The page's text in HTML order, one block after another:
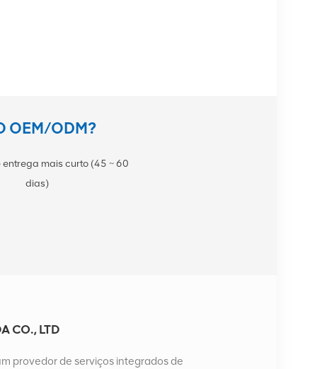
OEM/ODM?
entrega mais curto (45 ~ 60
dias)
CO., LTD
provedor de serviços integrados de